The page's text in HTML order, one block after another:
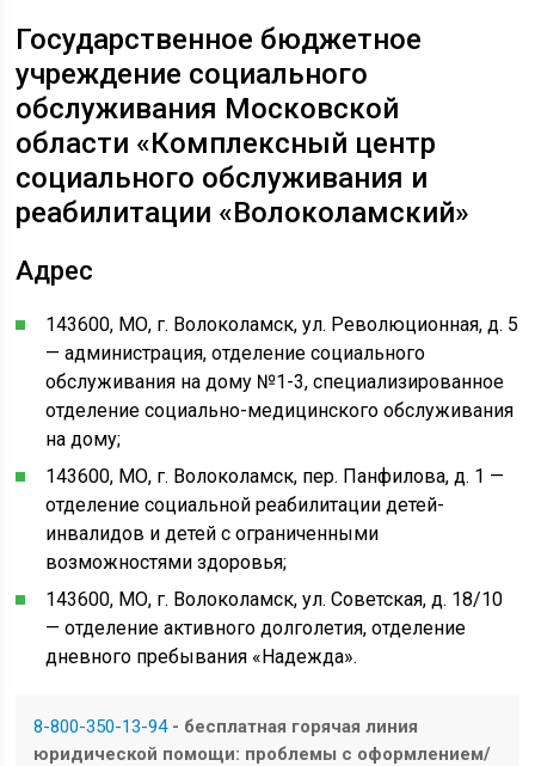
Государственное бюджетное
учреждение социального
обслуживания Московской
области «Комплексный центр
социального обслуживания и
реабилитации «Волоколамский»
Адрес
143600, МО, г. Волоколамск, ул. Революционная, д. 5
— администрация, отделение социального
обслуживания на дому №1-3, специализированное
отделение социально-медицинского обслуживания
на дому;
143600, МО, г. Волоколамск, пер. Панфилова, д. 1 —
отделение социальной реабилитации детей-
инвалидов и детей с ограниченными
возможностями здоровья;
143600, МО, г. Волоколамск, ул. Советская, д. 18/10
— отделение активного долголетия, отделение
дневного пребывания «Надежда».
8-800-350-13-94- бесплатная горячая линия
юридической помощи: проблемы с оформлением/